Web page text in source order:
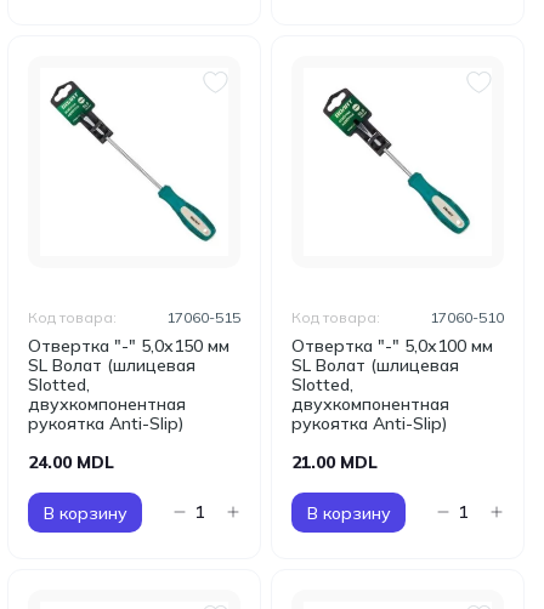
Отвертка "-" 5,0х150 мм
SL Волат (шлицевая
Slotted,
двухкомпонентная
рукоятка Anti-Slip)
Код товара: 17060-515
24.00 MDL
В корзину
Отвертка "-" 5,0х100 мм
SL Волат (шлицевая
Slotted,
двухкомпонентная
рукоятка Anti-Slip)
Код товара: 17060-510
21.00 MDL
В корзину